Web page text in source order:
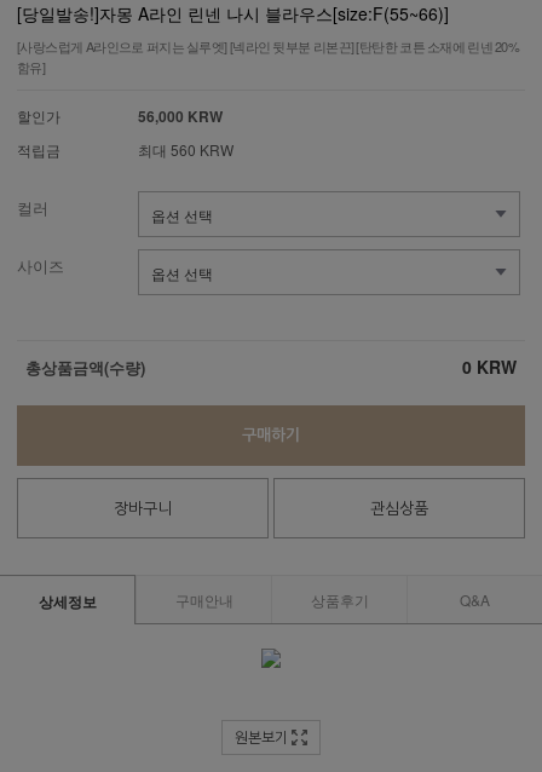
[당일발송!]자몽 A라인 린넨 나시 블라우스[size:F(55~66)]
[사랑스럽게 A라인으로 퍼지는 실루엣] [넥라인 뒷부분 리본끈] [탄탄한 코튼 소재에 린넨 20%
함유]
할인가 56,000 KRW
적립금 최대 560 KRW
컬러
사이즈
총상품금액(수량) 0 KRW
구매하기
장바구니 관심상품
상세정보 구매안내 상품후기 Q&A
원본보기